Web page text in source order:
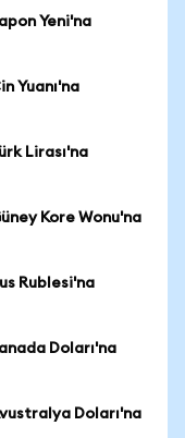
Yeni'na
Yuanı'na
Lirası'na
Kore Wonu'na
Rublesi'na
Doları'na
Doları'na